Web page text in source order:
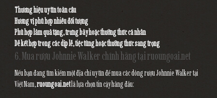
Thương hiệu uy tín toàn cầu
Hương vị phù hợp nhiều đối tượng
Phù hợp làm quà tặng, trưng bày hoặc thưởng thức cá nhân
Dễ kết hợp trong các dịp lễ, tiệc tùng hoặc thưởng thức sang trọng
6. Mua rượu Johnnie Walker chính hãng tại ruoungoai.net
Nếu bạn đang tìm kiếm một địa chỉ uy tín để mua các dòng rượu Johnnie Walker tại
Việt Nam,ruoungoai.netlà lựa chọn tin cậy hàng đầu: